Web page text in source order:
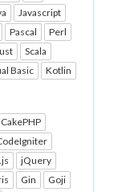
Javascript
Pascal
Perl
Scala
Basic Kotlin
CakePHP
jQuery
Gin
Goji